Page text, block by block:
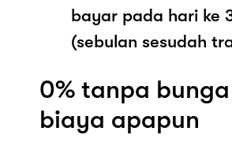
bayar pada hari ke
(sebulan sesudah
0% tanpa
biaya apapun